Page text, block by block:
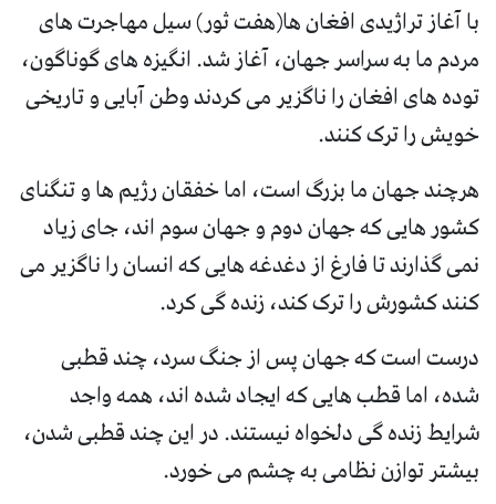
با آغاز تراژیدی افغان ها(هفت ثور) سیل مهاجرت های
مردم ما به سراسر جهان، آغاز شد. انگیزه های گوناگون،
توده های افغان را ناگزیر می کردند وطن آبایی و تاریخی
خویش را ترک کنند.
هرچند جهان ما بزرگ است، اما خفقان رژیم ها و تنگنای
کشور هایی که جهان دوم و جهان سوم اند، جای زیاد
نمی گذارند تا فارغ از دغدغه هایی که انسان را ناگزیر می
کنند کشورش را ترک کند، زنده گی کرد.
درست است که جهان پس از جنگ سرد، چند قطبی
شده، اما قطب هایی که ایجاد شده اند، همه واجد
شرایط زنده گی دلخواه نیستند. در این چند قطبی شدن،
بیشتر توازن نظامی به چشم می خورد.